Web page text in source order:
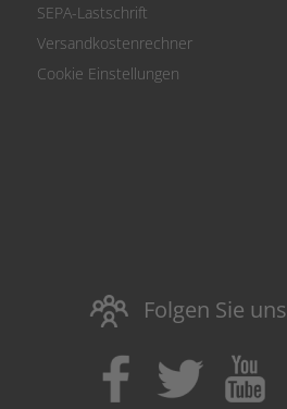
SEPA-Lastschrift
Versandkostenrechner
Cookie Einstellungen
Folgen Sie uns